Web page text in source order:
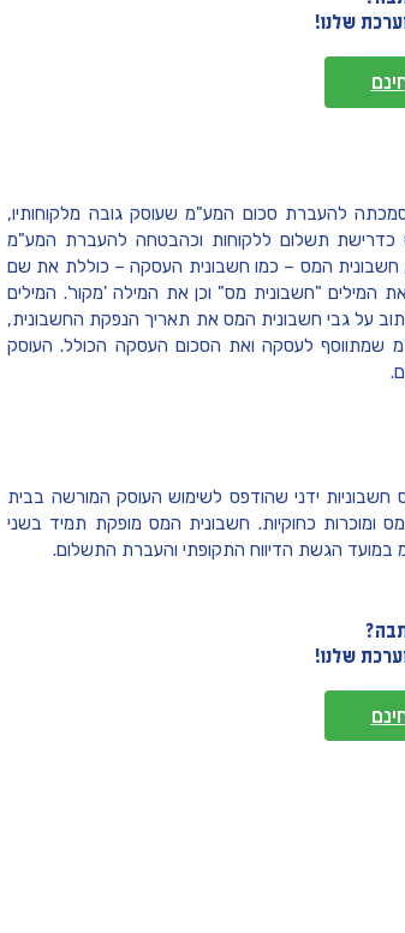
שלנו!
להעברת סכום המע"מ שעוסק גובה מלקוחותיו,
כדרישת תשלום ללקוחות וכהבטחה להעברת המע"מ
חשבונית המס – כמו חשבונית העסקה – כוללת את שם
המילים "חשבונית מס" וכן את המילה 'מקור'. המילים
על גבי חשבונית המס את תאריך הנפקת החשבונית,
לעסקה ואת הסכום העסקה הכולל. העוסק
ידני שהודפס לשימוש העוסק המורשה בבית
ומוכרות כחוקיות. חשבונית המס מופקת תמיד בשני
במועד הגשת הדיווח התקופתי והעברת התשלום.
שלנו!